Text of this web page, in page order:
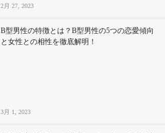
2月 27, 2023
B型男性の特徴とは？B型男性の5つの恋愛傾向
と女性との相性を徹底解明！
3月 1, 2023